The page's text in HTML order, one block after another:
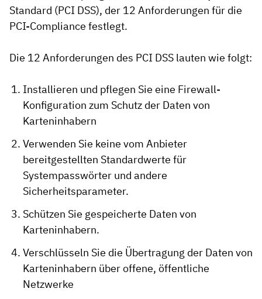
Standard (PCI DSS), der 12 Anforderungen für die
PCI-Compliance festlegt.
Die 12 Anforderungen des PCI DSS lauten wie folgt:
Installieren und pflegen Sie eine Firewall-
Konfiguration zum Schutz der Daten von
Karteninhabern
Verwenden Sie keine vom Anbieter
bereitgestellten Standardwerte für
Systempasswörter und andere
Sicherheitsparameter.
Schützen Sie gespeicherte Daten von
Karteninhabern.
Verschlüsseln Sie die Übertragung der Daten von
Karteninhabern über offene, öffentliche
Netzwerke